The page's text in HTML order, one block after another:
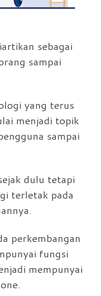
sebagai
sampai
yang terus
menjadi topik
sampai
dulu tetapi
terletak pada
perkembangan
fungsi
mempunyai